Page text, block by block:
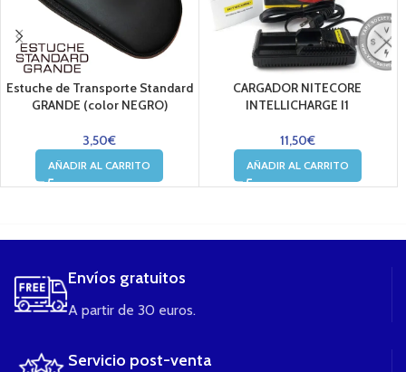
Estuche de Transporte Standard
GRANDE (color NEGRO)
3,50€
AÑADIR AL CARRITO
CARGADOR NITECORE
INTELLICHARGE I1
11,50€
AÑADIR AL CARRITO
Envíos gratuitos
A partir de 30 euros.
Servicio post-venta